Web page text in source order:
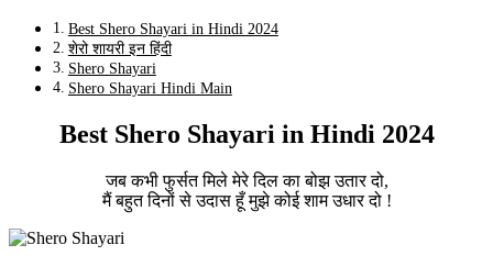
Best Shero Shayari in Hindi 2024
शेरो शायरी इन हिंदी
Shero Shayari
Shero Shayari Hindi Main
Best Shero Shayari in Hindi 2024
जब कभी फुर्सत मिले मेरे दिल का बोझ उतार दो,
मैं बहुत दिनों से उदास हूँ मुझे कोई शाम उधार दो !